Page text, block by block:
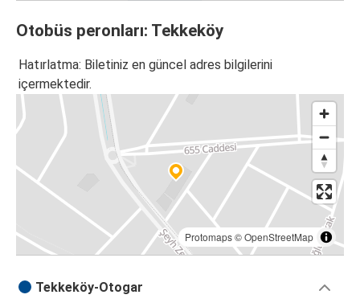
Otobüs peronları: Tekkeköy
Hatırlatma: Biletiniz en güncel adres bilgilerini
içermektedir.
Protomaps©OpenStreetMap
Tekkeköy-Otogar